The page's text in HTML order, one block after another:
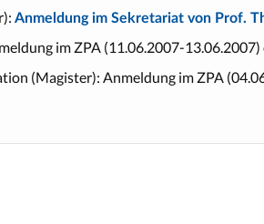
Anmeldung im Sekretariat von Prof.
im ZPA (11.06.2007-13.06.2007)
(Magister): Anmeldung im ZPA